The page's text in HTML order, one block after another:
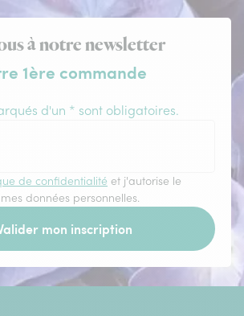
à notre newsletter
1ère commande
d'un * sont obligatoires.
de confidentialité et j'autorise le
données personnelles.
mon inscription